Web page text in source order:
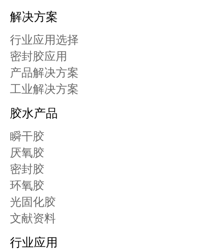
解决方案
行业应用选择
密封胶应用
产品解决方案
工业解决方案
胶水产品
瞬干胶
厌氧胶
密封胶
环氧胶
光固化胶
文献资料
行业应用